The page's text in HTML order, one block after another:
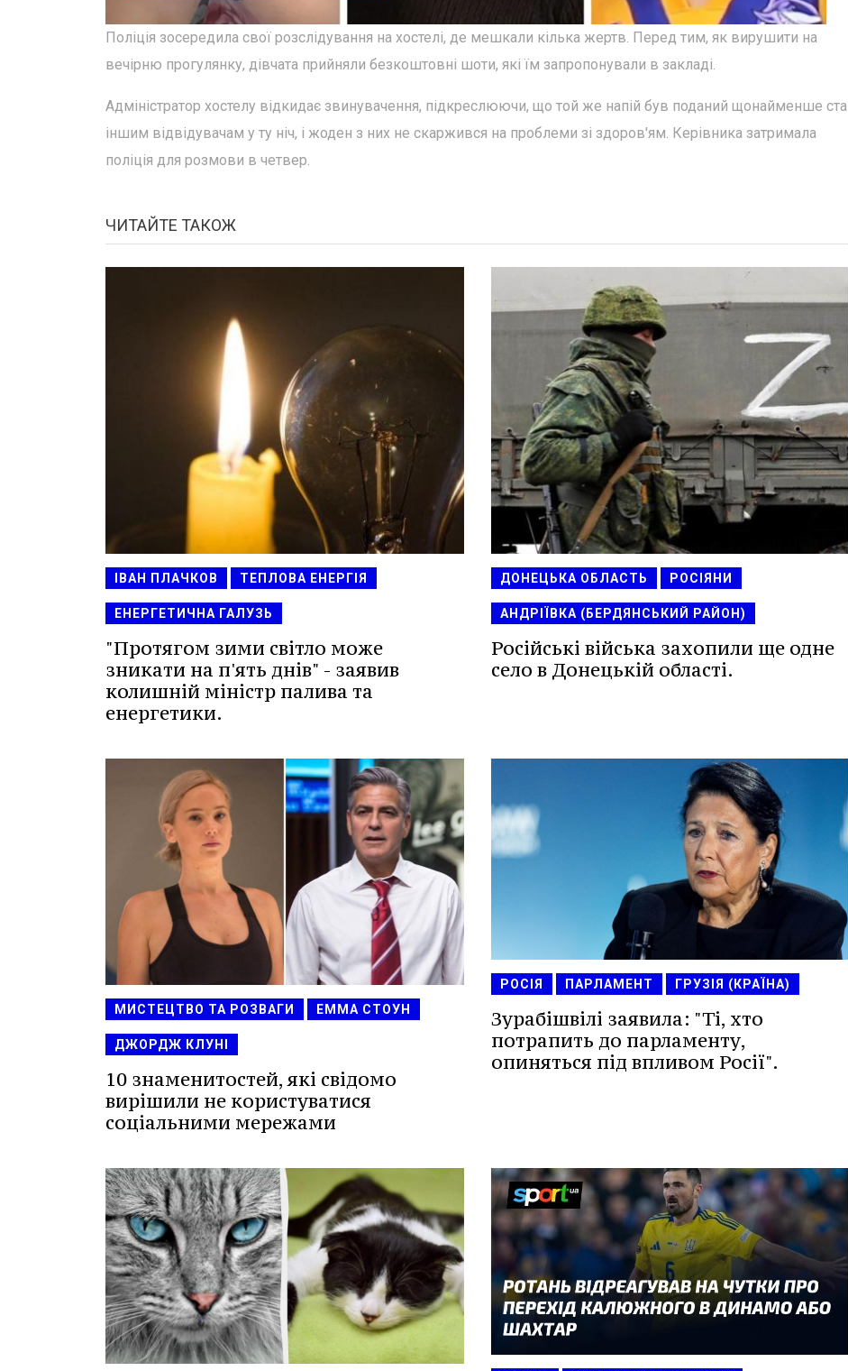
Поліція зосередила свої розслідування на хостелі, де мешкали кілька жертв. Перед тим, як вирушити на
вечірню прогулянку, дівчата прийняли безкоштовні шоти, які їм запропонували в закладі.
Адміністратор хостелу відкидає звинувачення, підкреслюючи, що той же напій був поданий щонайменше ста
іншим відвідувачам у ту ніч, і жоден з них не скаржився на проблеми зі здоров'ям. Керівника затримала
поліція для розмови в четвер.
ЧИТАЙТЕ ТАКОЖ
ІВАН ПЛАЧКОВ ТЕПЛОВА ЕНЕРГІЯ
ЕНЕРГЕТИЧНА ГАЛУЗЬ
"Протягом зими світло може
зникати на п'ять днів" - заявив
колишній міністр палива та
енергетики.
ДОНЕЦЬКА ОБЛАСТЬ РОСІЯНИ
АНДРІЇВКА (БЕРДЯНСЬКИЙ РАЙОН)
Російські війська захопили ще одне
село в Донецькій області.
МИСТЕЦТВО ТА РОЗВАГИ ЕММА СТОУН
ДЖОРДЖ КЛУНІ
10 знаменитостей, які свідомо
вирішили не користуватися
соціальними мережами
РОСІЯ ПАРЛАМЕНТ ГРУЗІЯ (КРАЇНА)
Зурабішвілі заявила: "Ті, хто
потрапить до парламенту,
опиняться під впливом Росії".